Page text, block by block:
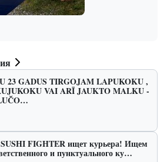
23 GADUS TIRGOJAM LAPUKOKU ,
VAI ARĪ JAUKTO MALKU -
FIGHTER ищет курьера! Ищем
и пунктуального ку…